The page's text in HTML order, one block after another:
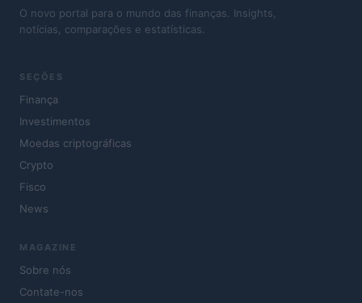
O novo portal para o mundo das finanças. Insights,
notícias, comparações e estatísticas.
SEÇÕES
Finança
Investimentos
Moedas criptográficas
Crypto
Fisco
News
MAGAZINE
Sobre nós
Contate-nos